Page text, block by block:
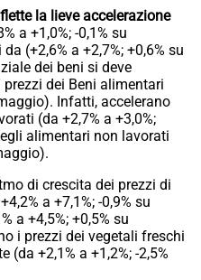
la lieve accelerazione
a +1,0%; -0,1% su
(+2,6% a +2,7%; +0,6% su
dei beni si deve
dei Beni alimentari
Infatti, accelerano
(da +2,7% a +3,0%;
alimentari non lavorati
di crescita dei prezzi di
a +7,1%; -0,9% su
a +4,5%; +0,5% su
i prezzi dei vegetali freschi
+2,1% a +1,2%; -2,5%